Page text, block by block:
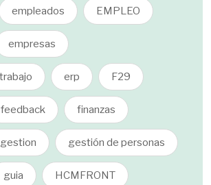
empleados EMPLEO
empresas
erp F29
feedback finanzas
gestion gestión de personas
guia HCMFRONT